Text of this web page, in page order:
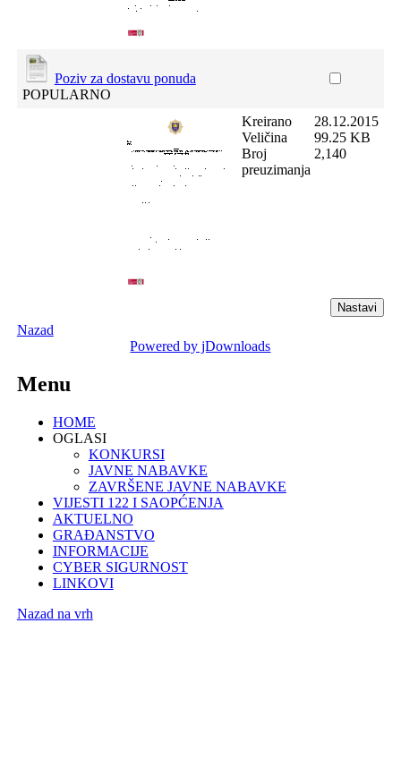
Poziv za dostavu ponuda
POPULARNO
Kreirano
Veličina
Broj
preuzimanja
28.12.2015
99.25 KB
2,140
Nazad
Powered by jDownloads
Menu
HOME
OGLASI
KONKURSI
JAVNE NABAVKE
ZAVRŠENE JAVNE NABAVKE
VIJESTI 122 I SAOPĆENJA
AKTUELNO
GRAĐANSTVO
INFORMACIJE
CYBER SIGURNOST
LINKOVI
Nazad na vrh